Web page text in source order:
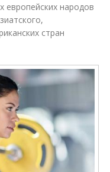
европейских народов
стран